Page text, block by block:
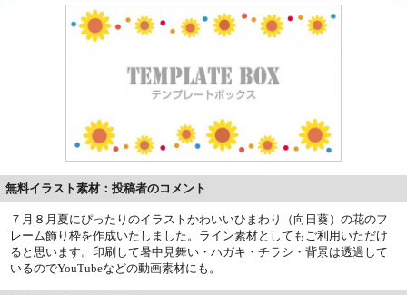
無料イラスト素材：投稿者のコメント
７月８月夏にぴったりのイラストかわいいひまわり（向日葵）の花のフ
レーム飾り枠を作成いたしました。ライン素材としてもご利用いただけ
ると思います。印刷して暑中見舞い・ハガキ・チラシ・背景は透過して
いるのでYouTubeなどの動画素材にも。